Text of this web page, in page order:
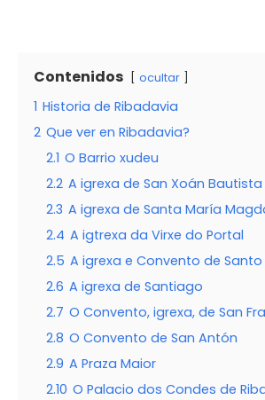
Contenidos ocultar
1 Historia de Ribadavia
2 Que ver en Ribadavia?
2.1 O Barrio xudeu
2.2 A igrexa de San Xoán Bautista
2.3 A igrexa de Santa María
2.4 A igtrexa da Virxe do Portal
2.5 A igrexa e Convento de
2.6 A igrexa de Santiago
2.7 O Convento, igrexa, de San
2.8 O Convento de San Antón
2.9 A Praza Maior
2.10 O Palacio dos Condes de